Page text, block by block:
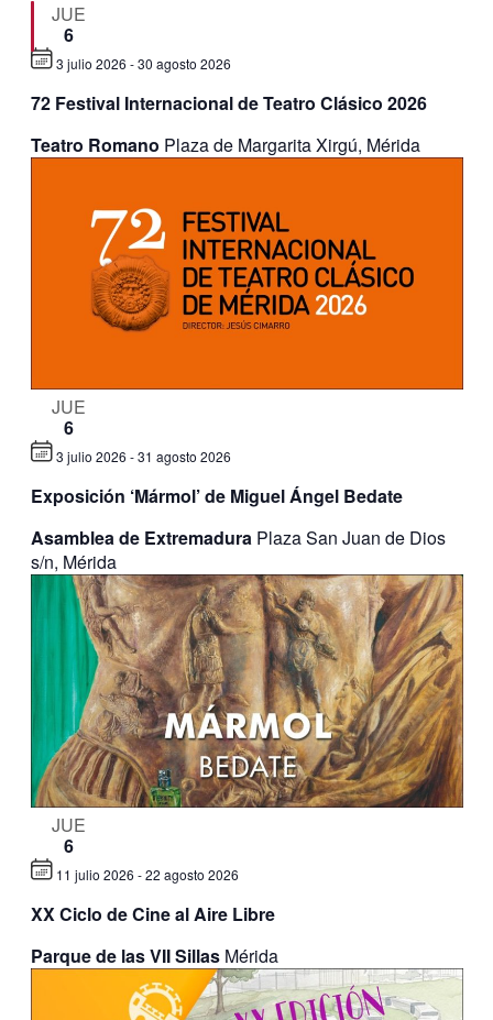
JUE
6
72 Festival Internacional de Teatro Clásico 2026
Destacado
3 julio 2026 -30 agosto 2026
Teatro Romano Plaza de Margarita Xirgú, Mérida
JUE
6
Exposición ‘Mármol’ de Miguel Ángel Bedate
3 julio 2026 -31 agosto 2026
Asamblea de Extremadura Plaza San Juan de Dios
s/n, Mérida
JUE
6
XX Ciclo de Cine al Aire Libre
11 julio 2026 -22 agosto 2026
Parque de las VII Sillas Mérida